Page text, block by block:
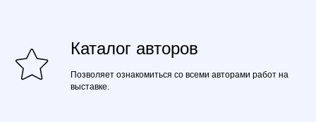
Каталог авторов
Позволяет ознакомиться со всеми авторами работ на
выставке.